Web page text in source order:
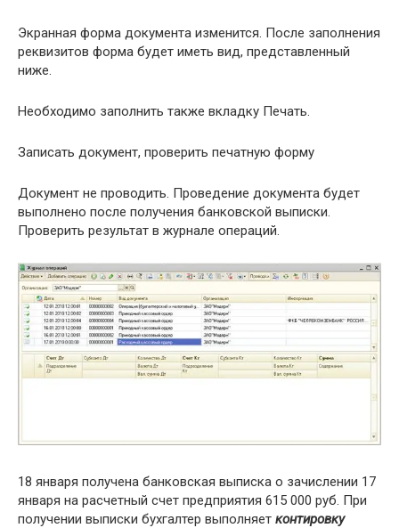
Экранная форма документа изменится. После заполнения
реквизитов форма будет иметь вид, представленный
ниже.
Необходимо заполнить также вкладку Печать.
Записать документ, проверить печатную форму
Документ не проводить. Проведение документа будет
выполнено после получения банковской выписки.
Проверить результат в журнале операций.
18 января получена банковская выписка о зачислении 17
января на расчетный счет предприятия 615 000 руб. При
получении выписки бухгалтер выполняет контировку